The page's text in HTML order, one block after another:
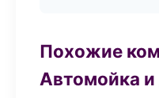
Похожие
Автомойка и